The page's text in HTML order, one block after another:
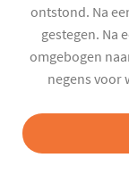
ontstond. Na
gestegen. Na
omgebogen
negens voor